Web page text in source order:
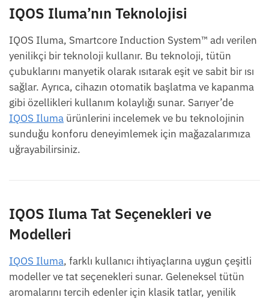
IQOS Iluma’nın Teknolojisi
IQOS Iluma, Smartcore Induction System™ adı verilen
yenilikçi bir teknoloji kullanır. Bu teknoloji, tütün
çubuklarını manyetik olarak ısıtarak eşit ve sabit bir ısı
sağlar. Ayrıca, cihazın otomatik başlatma ve kapanma
gibi özellikleri kullanım kolaylığı sunar. Sarıyer’de
IQOS Iluma ürünlerini incelemek ve bu teknolojinin
sunduğu konforu deneyimlemek için mağazalarımıza
uğrayabilirsiniz.
IQOS Iluma Tat Seçenekleri ve
Modelleri
IQOS Iluma, farklı kullanıcı ihtiyaçlarına uygun çeşitli
modeller ve tat seçenekleri sunar. Geleneksel tütün
aromalarını tercih edenler için klasik tatlar, yenilik